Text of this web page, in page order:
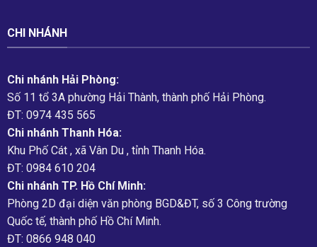
CHI NHÁNH
Chi nhánh Hải Phòng:
Số 11 tổ 3A phường Hải Thành, thành phố Hải Phòng.
ĐT: 0974 435 565
Chi nhánh Thanh Hóa:
Khu Phố Cát , xã Vân Du , tỉnh Thanh Hóa.
ĐT: 0984 610 204
Chi nhánh TP. Hồ Chí Minh:
Phòng 2D đại diện văn phòng BGD&ĐT, số 3 Công trường
Quốc tế, thành phố Hồ Chí Minh.
ĐT: 0866 948 040